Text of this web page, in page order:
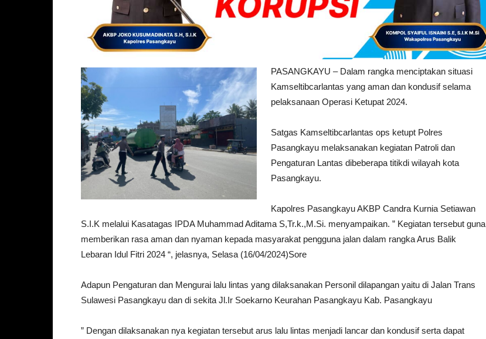
PASANGKAYU – Dalam rangka menciptakan situasi
Kamseltibcarlantas yang aman dan kondusif selama
pelaksanaan Operasi Ketupat 2024.
Satgas Kamseltibcarlantas ops ketupt Polres
Pasangkayu melaksanakan kegiatan Patroli dan
Pengaturan Lantas dibeberapa titikdi wilayah kota
Pasangkayu.
Kapolres Pasangkayu AKBP Candra Kurnia Setiawan
S.I.K melalui Kasatagas IPDA Muhammad Aditama S,Tr.k.,M.Si. menyampaikan. ” Kegiatan tersebut guna
memberikan rasa aman dan nyaman kepada masyarakat pengguna jalan dalam rangka Arus Balik
Lebaran Idul Fitri 2024 “, jelasnya, Selasa (16/04/2024)Sore
Adapun Pengaturan dan Mengurai lalu lintas yang dilaksanakan Personil dilapangan yaitu di Jalan Trans
Sulawesi Pasangkayu dan di sekita Jl.Ir Soekarno Keurahan Pasangkayu Kab. Pasangkayu
” Dengan dilaksanakan nya kegiatan tersebut arus lalu lintas menjadi lancar dan kondusif serta dapat